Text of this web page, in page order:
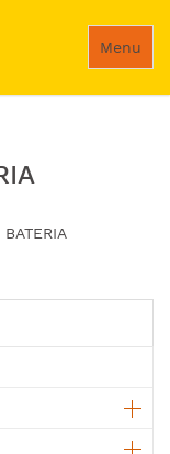
Menu
BATERIA